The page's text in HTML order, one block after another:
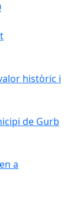
històric i
de Gurb
a